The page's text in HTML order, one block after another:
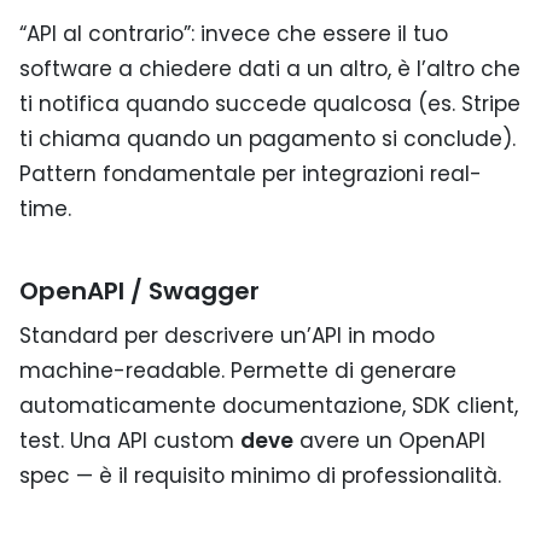
“API al contrario”: invece che essere il tuo
software a chiedere dati a un altro, è l’altro che
ti notifica quando succede qualcosa (es. Stripe
ti chiama quando un pagamento si conclude).
Pattern fondamentale per integrazioni real-
time.
OpenAPI / Swagger
Standard per descrivere un’API in modo
machine-readable. Permette di generare
automaticamente documentazione, SDK client,
test. Una API custom deve avere un OpenAPI
spec — è il requisito minimo di professionalità.